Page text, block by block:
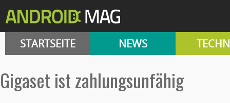
STARTSEITE NEWS
Gigaset ist zahlungsunfähig